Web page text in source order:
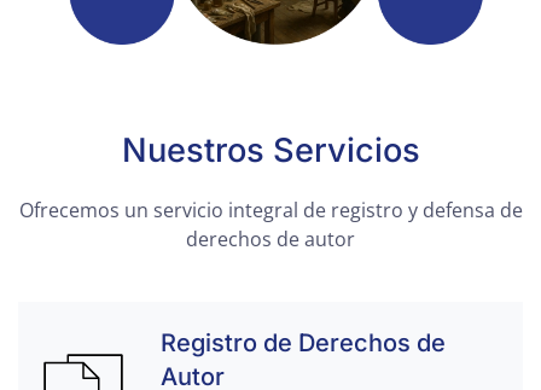
Nuestros Servicios
Ofrecemos un servicio integral de registro y defensa de
derechos de autor
Registro de Derechos de
Autor